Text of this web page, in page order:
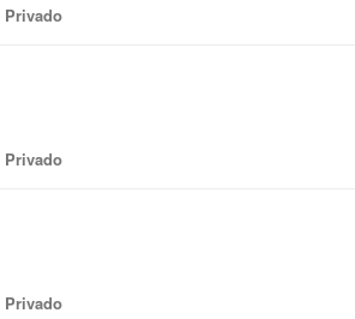
Privado
Privado
Privado